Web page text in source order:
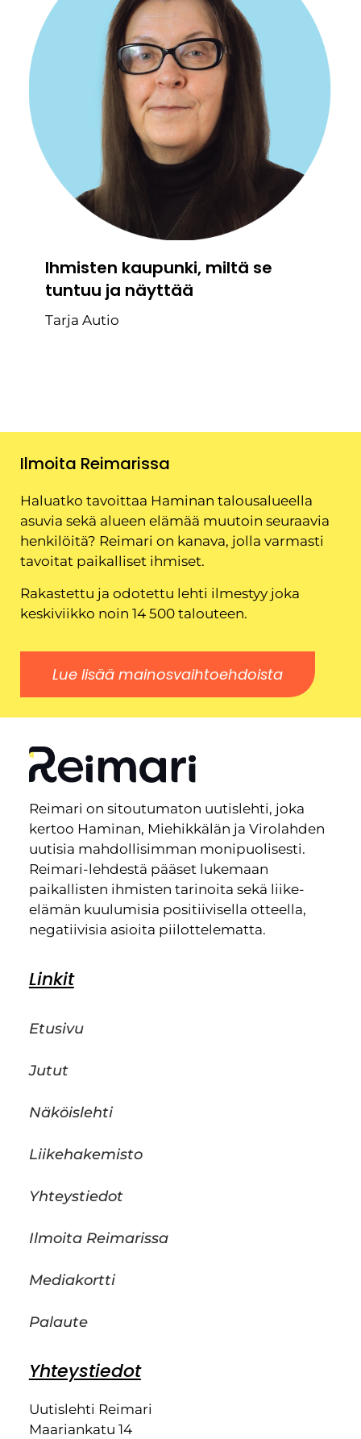
Ihmisten kaupunki, miltä se
tuntuu ja näyttää
Tarja Autio
Ilmoita Reimarissa
Haluatko tavoittaa Haminan talousalueella
asuvia sekä alueen elämää muutoin seuraavia
henkilöitä? Reimari on kanava, jolla varmasti
tavoitat paikalliset ihmiset.
Rakastettu ja odotettu lehti ilmestyy joka
keskiviikko noin 14 500 talouteen.
Lue lisää mainosvaihtoehdoista
Reimari on sitoutumaton uutislehti, joka
kertoo Haminan, Miehikkälän ja Virolahden
uutisia mahdollisimman monipuolisesti.
Reimari-lehdestä pääset lukemaan
paikallisten ihmisten tarinoita sekä liike-
elämän kuulumisia positiivisella otteella,
negatiivisia asioita piilottelematta.
Linkit
Etusivu
Jutut
Näköislehti
Liikehakemisto
Yhteystiedot
Ilmoita Reimarissa
Mediakortti
Palaute
Yhteystiedot
Uutislehti Reimari
Maariankatu 14